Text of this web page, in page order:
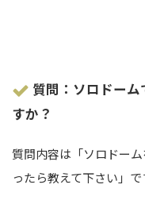
質問：ソロドー
すか？
質問内容は「ソロドー
ったら教えて下さい」で